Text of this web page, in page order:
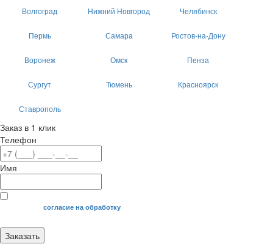
Волгоград Нижний Новгород Челябинск
Пермь Самара Ростов-на-Дону
Воронеж Омск Пенза
Сургут Тюмень Красноярск
Ставрополь
Заказ в 1 клик
Телефон
Имя
Я даю своесогласие на обработку
Заказать